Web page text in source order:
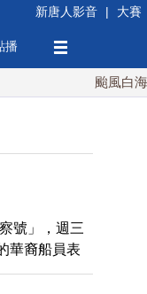
新唐人影音 | 大賽
播
颱風白海豚
號」，週三
華裔船員表